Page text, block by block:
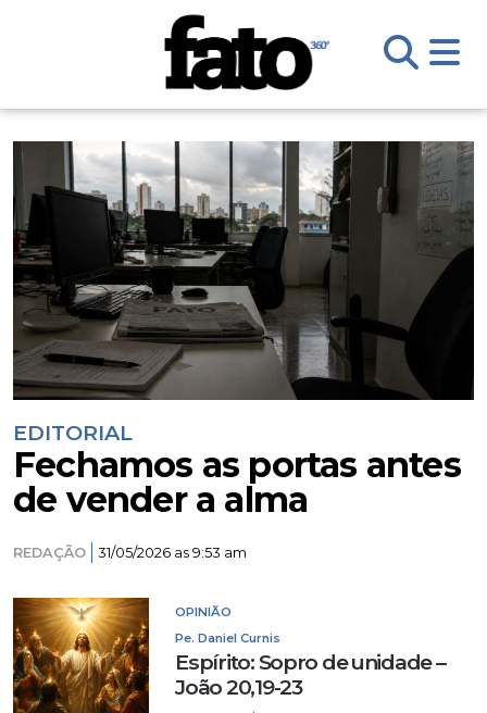
EDITORIAL
Fechamos as portas antes
de vender a alma
REDAÇÃO 31/05/2026 as 9:53 am
OPINIÃO
Pe. Daniel Curnis
Espírito: Sopro de unidade –
João 20,19-23